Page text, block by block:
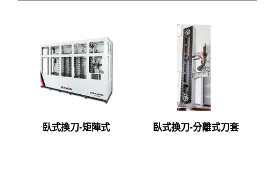
臥式換刀-矩陣式 臥式換刀-分離式刀套